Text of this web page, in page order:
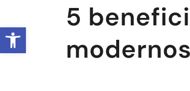
Abrir barra de
5